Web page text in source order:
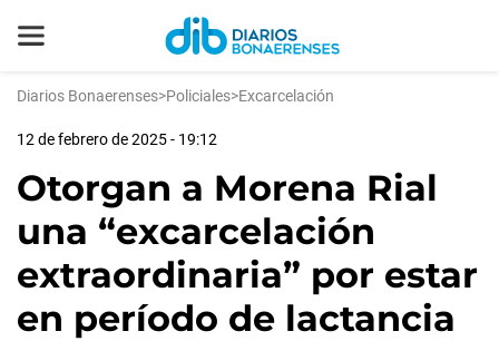
Diarios Bonaerenses>Policiales>Excarcelación
12 de febrero de 2025 - 19:12
Otorgan a Morena Rial
una “excarcelación
extraordinaria” por estar
en período de lactancia